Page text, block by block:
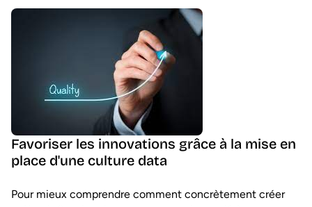
Favoriser les innovations grâce à la mise en
place d'une culture data
Pour mieux comprendre comment concrètement créer